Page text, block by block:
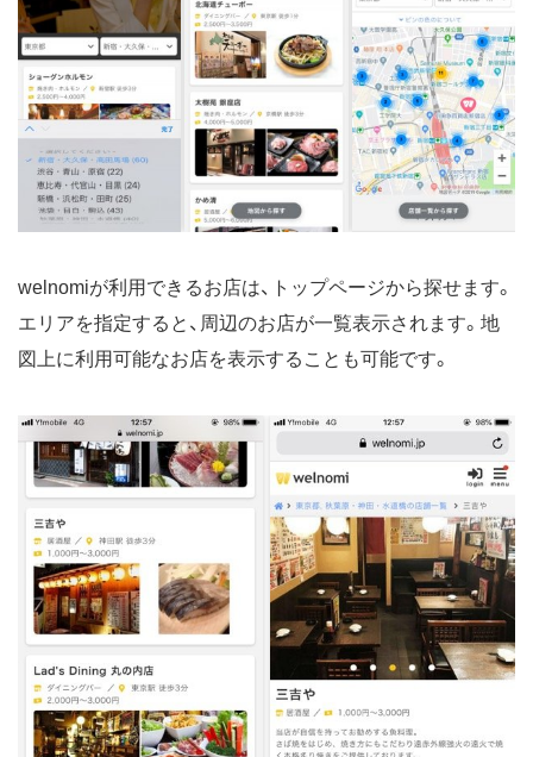
welnomiが利用できるお店は、トップページから探せます。
エリアを指定すると、周辺のお店が一覧表示されます。地
図上に利用可能なお店を表示することも可能です。